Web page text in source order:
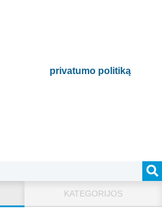
privatumo politiką.
KATEGORIJOS